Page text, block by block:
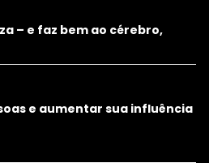
– e faz bem ao cérebro,
e aumentar sua influência